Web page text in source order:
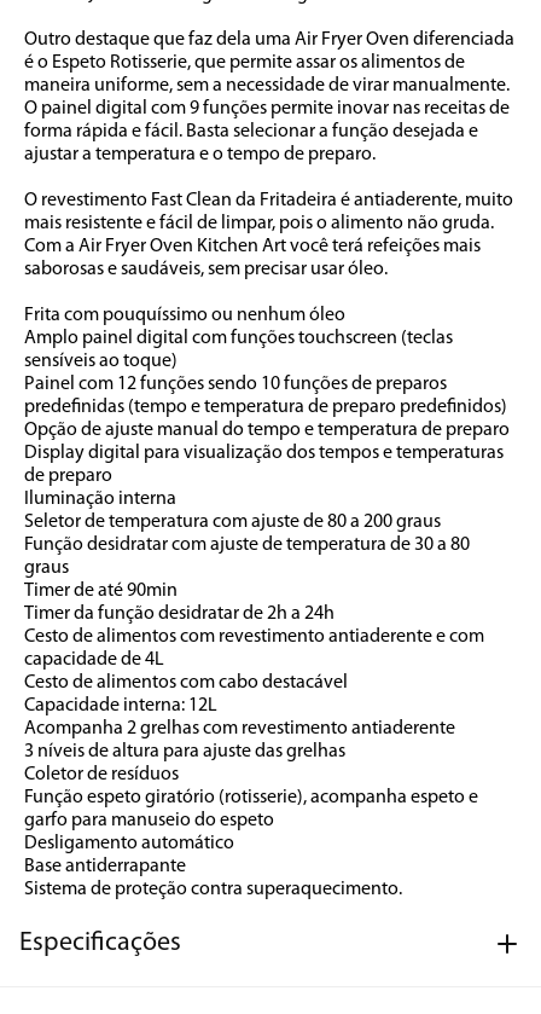
Outro destaque que faz dela uma Air Fryer Oven diferenciada
é o Espeto Rotisserie, que permite assar os alimentos de
maneira uniforme, sem a necessidade de virar manualmente.
O painel digital com 9 funções permite inovar nas receitas de
forma rápida e fácil. Basta selecionar a função desejada e
ajustar a temperatura e o tempo de preparo.
O revestimento Fast Clean da Fritadeira é antiaderente, muito
mais resistente e fácil de limpar, pois o alimento não gruda.
Com a Air Fryer Oven Kitchen Art você terá refeições mais
saborosas e saudáveis, sem precisar usar óleo.
Frita com pouquíssimo ou nenhum óleo
Amplo painel digital com funções touchscreen (teclas
sensíveis ao toque)
Painel com 12 funções sendo 10 funções de preparos
predefinidas (tempo e temperatura de preparo predefinidos)
Opção de ajuste manual do tempo e temperatura de preparo
Display digital para visualização dos tempos e temperaturas
de preparo
Iluminação interna
Seletor de temperatura com ajuste de 80 a 200 graus
Função desidratar com ajuste de temperatura de 30 a 80
graus
Timer de até 90min
Timer da função desidratar de 2h a 24h
Cesto de alimentos com revestimento antiaderente e com
capacidade de 4L
Cesto de alimentos com cabo destacável
Capacidade interna: 12L
Acompanha 2 grelhas com revestimento antiaderente
3 níveis de altura para ajuste das grelhas
Coletor de resíduos
Função espeto giratório (rotisserie), acompanha espeto e
garfo para manuseio do espeto
Desligamento automático
Base antiderrapante
Sistema de proteção contra superaquecimento.
Especificações